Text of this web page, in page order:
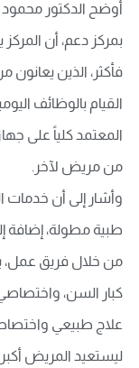
أوضح الدكتور
فأكثر، الذين
القيام بالوظائف
المعتمد كلياً على
من مريض لآخر.
وأشار إلى أن خدمات
طبية مطولة، إضافة
من خلال فريق
كبار السن،
علاج طبيعي
ليستعيد المريض